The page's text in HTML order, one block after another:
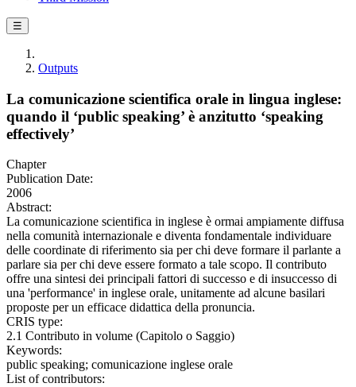
☰
Outputs
La comunicazione scientifica orale in lingua inglese:
quando il ‘public speaking’ è anzitutto ‘speaking
effectively’
Chapter
Publication Date:
2006
Abstract:
La comunicazione scientifica in inglese è ormai ampiamente diffusa
nella comunità internazionale e diventa fondamentale individuare
delle coordinate di riferimento sia per chi deve formare il parlante a
parlare sia per chi deve essere formato a tale scopo. Il contributo
offre una sintesi dei principali fattori di successo e di insuccesso di
una 'performance' in inglese orale, unitamente ad alcune basilari
proposte per un efficace didattica della pronuncia.
CRIS type:
2.1 Contributo in volume (Capitolo o Saggio)
Keywords:
public speaking; comunicazione inglese orale
List of contributors: